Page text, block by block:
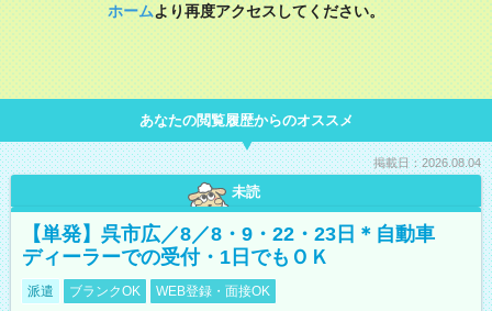
ホームより再度アクセスしてください。
あなたの閲覧履歴からのオススメ
掲載日：2026.08.04
未読
【単発】呉市広／8／8・9・22・23日＊自動車
ディーラーでの受付・1日でもＯＫ
派遣 ブランクOK WEB登録・面接OK